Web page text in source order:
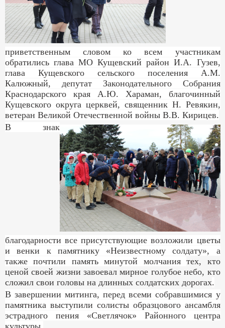
приветственным словом ко всем участникам
обратились глава МО Кущевский район И.А. Гузев,
глава Кущевского сельского поселения А.М.
Калюжный, депутат Законодательного Собрания
Краснодарского края А.Ю. Хараман, благочинный
Кущевского округа церквей, священник Н. Ревякин,
ветеран Великой Отечественной войны В.В. Кирицев.
В знак
благодарности все присутствующие возложили цветы
и венки к памятнику «Неизвестному солдату», а
также почтили память минутой молчаниятех, кто
ценой своей жизни завоевал мирное голубое небо, кто
сложил свои головы на длинных солдатских дорогах.
В завершении митинга, перед всеми собравшимися у
памятника выступили солисты образцового ансамбля
эстрадного пения «Светлячок» Районного центра
культуры.